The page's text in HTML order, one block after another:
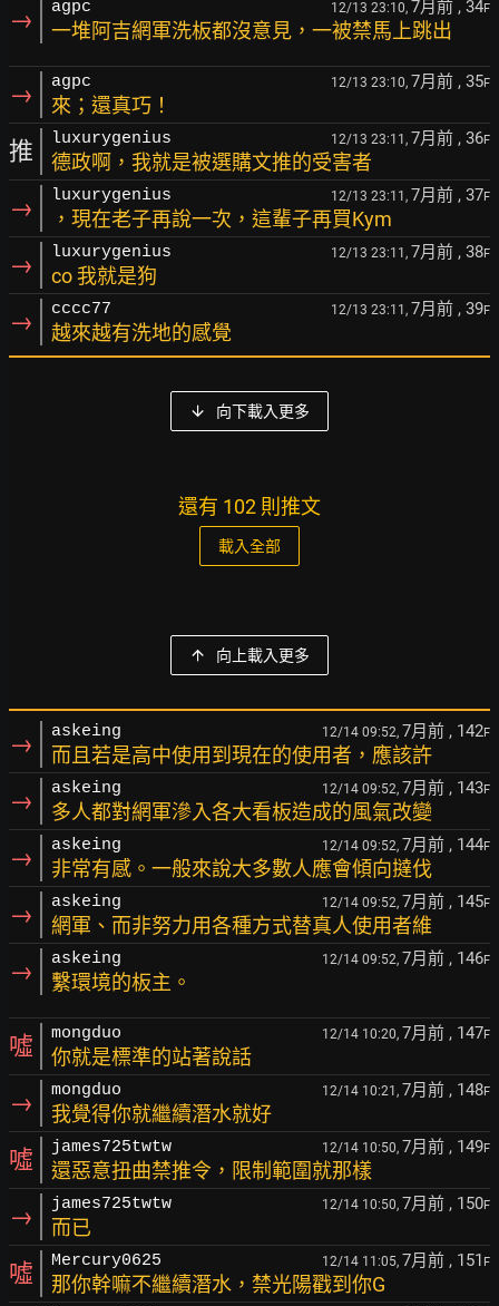
→ agpc 12/13 23:10, 7月前 , 34F
一堆阿吉網軍洗板都沒意見，一被禁馬上跳出
→ agpc 12/13 23:10, 7月前 , 35F
來；還真巧！
推 luxurygenius 12/13 23:11, 7月前 , 36F
德政啊，我就是被選購文推的受害者
→ luxurygenius 12/13 23:11, 7月前 , 37F
，現在老子再說一次，這輩子再買Kym
→ luxurygenius 12/13 23:11, 7月前 , 38F
co 我就是狗
→ cccc77 12/13 23:11, 7月前 , 39F
越來越有洗地的感覺
向下載入更多
還有 102 則推文
載入全部
向上載入更多
→ askeing 12/14 09:52, 7月前 , 142F
而且若是高中使用到現在的使用者，應該許
→ askeing 12/14 09:52, 7月前 , 143F
多人都對網軍滲入各大看板造成的風氣改變
→ askeing 12/14 09:52, 7月前 , 144F
非常有感。一般來說大多數人應會傾向撻伐
→ askeing 12/14 09:52, 7月前 , 145F
網軍、而非努力用各種方式替真人使用者維
→ askeing 12/14 09:52, 7月前 , 146F
繫環境的板主。
噓 mongduo 12/14 10:20, 7月前 , 147F
你就是標準的站著說話
→ mongduo 12/14 10:21, 7月前 , 148F
我覺得你就繼續潛水就好
噓 james725twtw 12/14 10:50, 7月前 , 149F
還惡意扭曲禁推令，限制範圍就那樣
→ james725twtw 12/14 10:50, 7月前 , 150F
而已
噓 Mercury0625 12/14 11:05, 7月前 , 151 F
那你幹嘛不繼續潛水，禁光陽戳到你G